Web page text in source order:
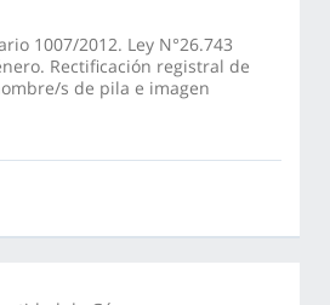
1007/2012. Ley N°26.743
Rectificación registral de
s de pila e imagen